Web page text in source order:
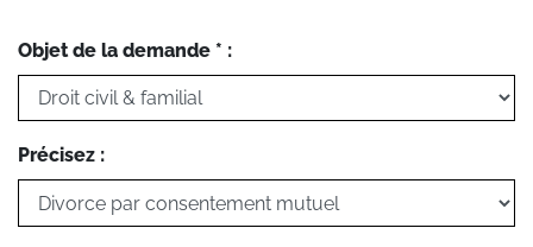
Objet de la demande * :
Précisez :